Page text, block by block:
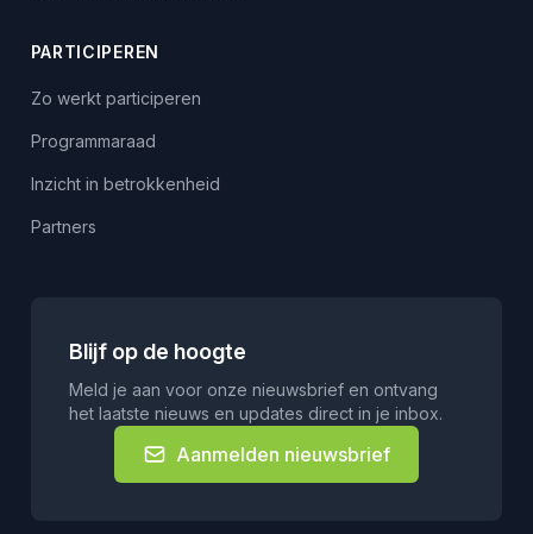
PARTICIPEREN
Zo werkt participeren
Programmaraad
Inzicht in betrokkenheid
Partners
Blijf op de hoogte
Meld je aan voor onze nieuwsbrief en ontvang
het laatste nieuws en updates direct in je inbox.
Aanmelden nieuwsbrief